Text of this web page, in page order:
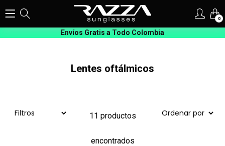
0
Envíos Gratis a Todo Colombia
Lentes oftálmicos
11 productos
encontrados